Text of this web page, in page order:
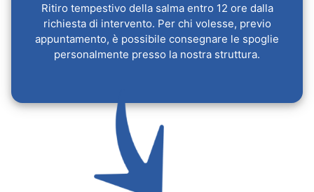
Ritiro tempestivo della salma entro 12 ore dalla
richiesta di intervento. Per chi volesse, previo
appuntamento, è possibile consegnare le spoglie
personalmente presso la nostra struttura.